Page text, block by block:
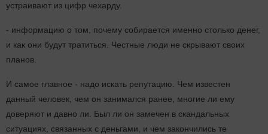
устраивают из цифр чехарду.
- информацию о том, почему собирается именно столько денег,
и как они будут тратиться. Честные люди не скрывают своих
планов.
И самое главное - надо искать репутацию. Чем известен
данный человек, чем он занимался ранее, многие ли ему
доверяют и давно ли. Был ли он замечен в скандальных
ситуациях, связанных с деньгами, и чем закончились те